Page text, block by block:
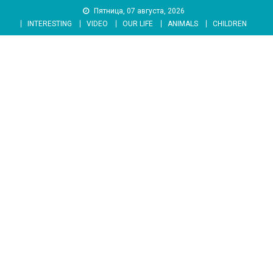
content
Пятница, 07 августа, 2026
INTERESTING
VIDEO OUR LIFE ANIMALS CHILDREN